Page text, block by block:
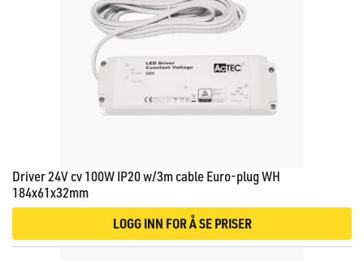
Driver 24V cv 100W IP20 w/3m cable Euro-plug WH
184x61x32mm
LOGG INN FOR Å SE PRISER